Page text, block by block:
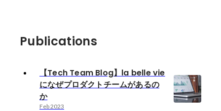
Publications
【Tech Team Blog】la belle vie
になぜプロダクトチームがあるの
か
Feb 2023